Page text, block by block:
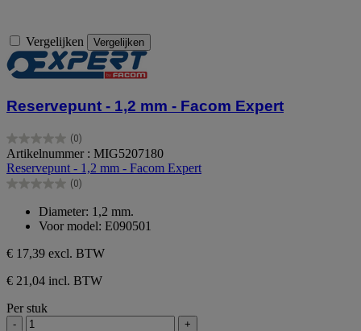
Vergelijken Vergelijken
Reservepunt - 1,2 mm - Facom Expert
(0)
0.0
van
de
5
Artikelnummer : MIG5207180
Reservepunt - 1,2 mm - Facom Expert
(0)
0.0
sterren.
Diameter: 1,2 mm.
Voor model: E090501
€ 17,39 excl. BTW
€ 21,04 incl. BTW
Per stuk
- +